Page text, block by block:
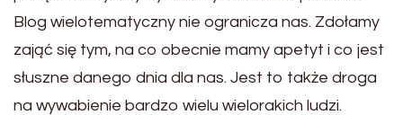
Blog wielotematyczny nie ogranicza nas. Zdołamy
zająć się tym, na co obecnie mamy apetyt i co jest
słuszne danego dnia dla nas. Jest to także droga
na wywabienie bardzo wielu wielorakich ludzi.